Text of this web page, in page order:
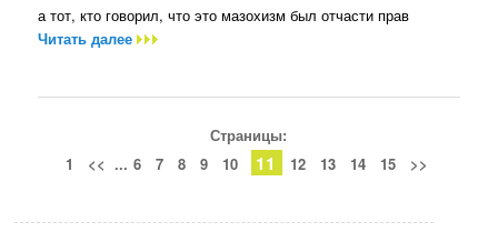
а тот, кто говорил, что это мазохизм был отчасти прав
Читать далее
Страницы:
1
<< ... 6 7 8 9 10 11 12 13 14 15 >>